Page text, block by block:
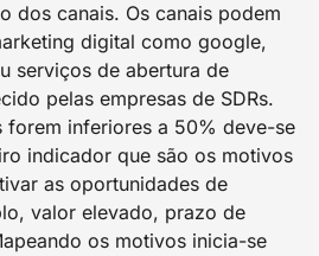
dos canais. Os canais podem
digital como google,
serviços de abertura de
pelas empresas de SDRs.
forem inferiores a 50% deve-se
indicador que são os motivos
as oportunidades de
valor elevado, prazo de
os motivos inicia-se